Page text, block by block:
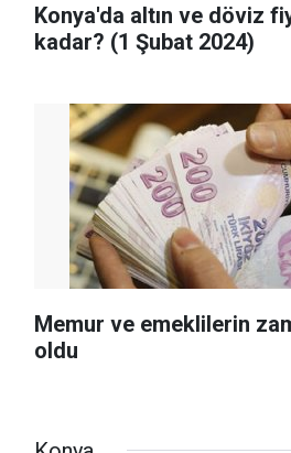
Konya'da altın ve döviz
kadar? (1 Şubat 2024)
Memur ve emeklilerin
oldu